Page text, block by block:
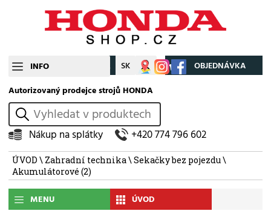
INFO CZ SK Můj účet OBJEDNÁVKA
Autorizovaný prodejce strojů HONDA
vyhledat
Nákup na splátky +420 774 796 602
ÚVOD \ Zahradní technika\Sekačky bez pojezdu\
Akumulátorové (2)
MENU ÚVOD